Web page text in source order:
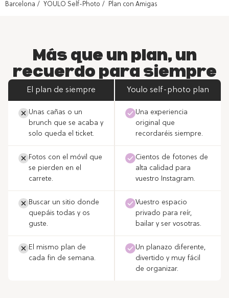
Barcelona YOULO Self-Photo Plan con Amigas
Más que un plan, un
recuerdo para siempre
El plan de siempre Youlo self-photo plan
Unas cañas o un
brunch que se acaba y
solo queda el ticket.
Una experiencia
original que
recordaréis siempre.
Fotos con el móvil que
se pierden en el
carrete.
Cientos de fotones de
alta calidad para
vuestro Instagram.
Buscar un sitio donde
quepáis todas y os
guste.
Vuestro espacio
privado para reír,
bailar y ser vosotras.
El mismo plan de
cada fin de semana.
Un planazo diferente,
divertido y muy fácil
de organizar.